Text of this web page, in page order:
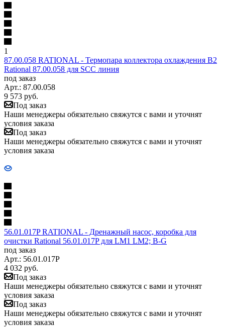
1
87.00.058 RATIONAL - Термопара коллектора охлаждения В2
Rational 87.00.058 для SCC линия
под заказ
Арт.: 87.00.058
9 573 руб.
Под заказ
Наши менеджеры обязательно свяжутся с вами и уточнят
условия заказа
Под заказ
Наши менеджеры обязательно свяжутся с вами и уточнят
условия заказа
56.01.017P RATIONAL - Дренажный насос, коробка для
очистки Rational 56.01.017P для LM1 LM2; B-G
под заказ
Арт.: 56.01.017P
4 032 руб.
Под заказ
Наши менеджеры обязательно свяжутся с вами и уточнят
условия заказа
Под заказ
Наши менеджеры обязательно свяжутся с вами и уточнят
условия заказа